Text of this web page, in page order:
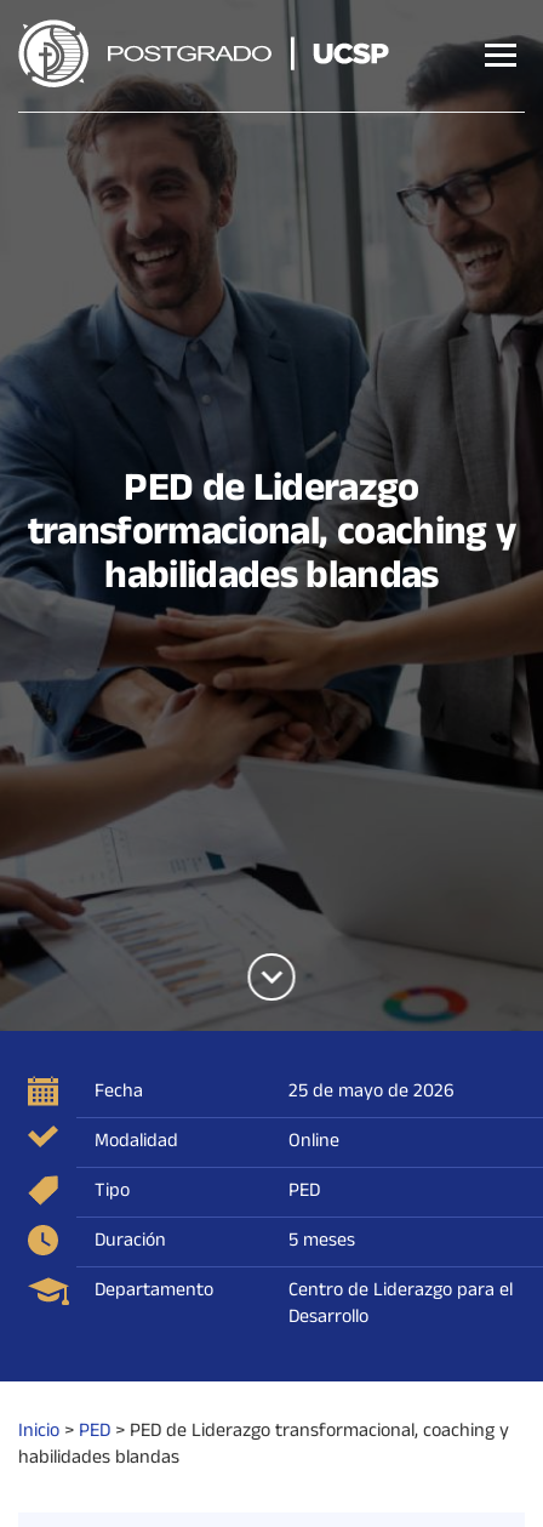
contenido
PED de Liderazgo
transformacional, coaching y
habilidades blandas
Fecha
25 de mayo de 2026
Modalidad
Online
Tipo
PED
Duración
5 meses
Departamento
Centro de Liderazgo para el
Desarrollo
Inicio>PED>PED de Liderazgo transformacional, coaching y
habilidades blandas